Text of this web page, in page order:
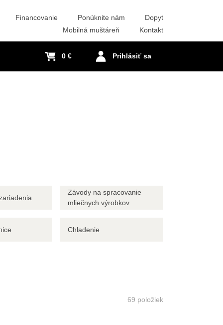
Financovanie Ponúknite nám
Dopyt
Mobilná muštáreň
Kontakt
Prihlásiť sa
0 €
Závody na spracovanie
mliečnych výrobkov
Chladenie
69 položiek